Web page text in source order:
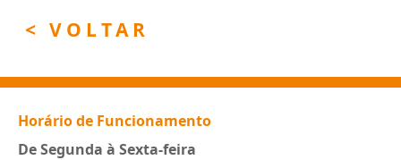
< VOLTAR
Horário de Funcionamento
De Segunda à Sexta-feira